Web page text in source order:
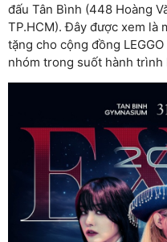
đấu Tân Bình (448 Hoàng
TP.HCM). Đây được xem là
tặng cho cộng đồng
nhóm trong suốt hành